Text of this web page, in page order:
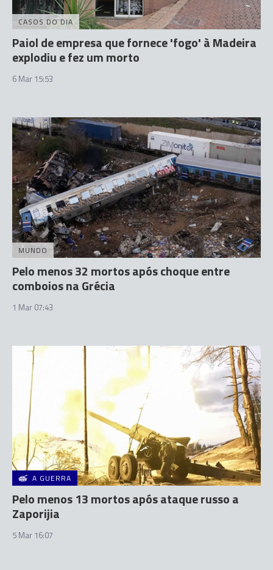
CASOS DO DIA
Paiol de empresa que fornece 'fogo' à Madeira
explodiu e fez um morto
6 Mar 15:53
MUNDO
Pelo menos 32 mortos após choque entre
comboios na Grécia
1 Mar 07:43
A GUERRA
Pelo menos 13 mortos após ataque russo a
Zaporijia
5 Mar 16:07